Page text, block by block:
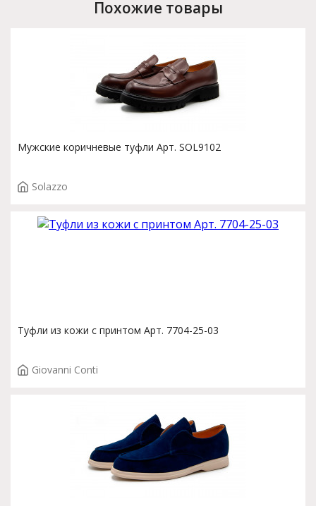
Похожие товары
Мужские коричневые туфли Арт. SOL9102
Solazzo
Туфли из кожи с принтом Арт. 7704-25-03
Giovanni Conti